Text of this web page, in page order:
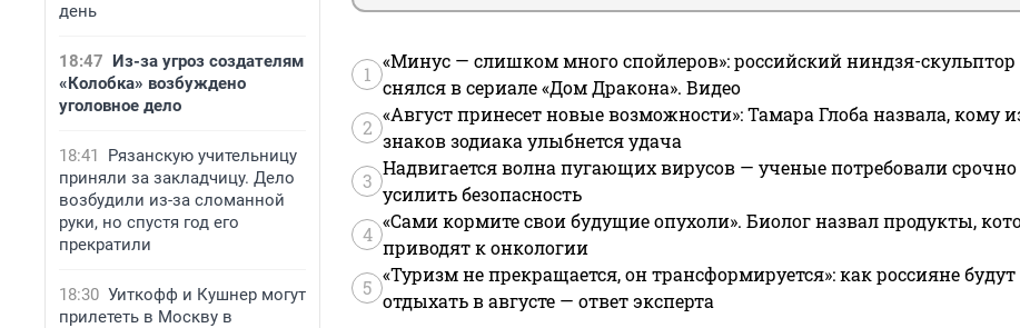
день
18:47 Из-за угроз создателям
«Колобка» возбуждено
уголовное дело
18:41
Рязанскую учительницу
приняли за закладчицу. Дело
возбудили из-за сломанной
руки, но спустя год его
прекратили
18:30 Уиткофф и Кушнер могут
прилететь в Москву в
1
«Минус — слишком много спойлеров»: российский ниндзя-скульптор
снялся в сериале «Дом Дракона». Видео
2
«Август принесет новые возможности»: Тамара Глоба назвала, кому
знаков зодиака улыбнется удача
3
Надвигается волна пугающих вирусов — ученые потребовали срочно
усилить безопасность
4
«Сами кормите свои будущие опухоли». Биолог назвал продукты,
приводят к онкологии
5
«Туризм не прекращается, он трансформируется»: как россияне будут
отдыхать в августе — ответ эксперта